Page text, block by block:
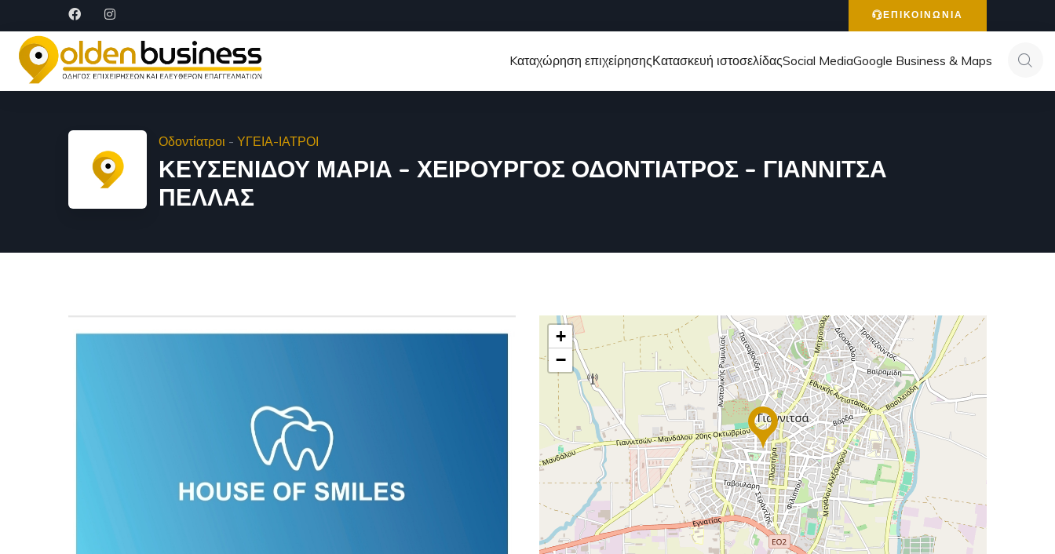
ΕΠΙΚΟΙΝΩΝΙΑ
Kαταχώρηση επιχείρησηςΚατασκευή ιστοσελίδαςSocial MediaGoogle Business & Maps
Οδοντίατροι - ΥΓΕΙΑ-ΙΑΤΡΟΙ
ΚΕΥΣΕΝΙΔΟΥ ΜΑΡΙΑ – ΧΕΙΡΟΥΡΓΟΣ ΟΔΟΝΤΙΑΤΡΟΣ – ΓΙΑΝΝΙΤΣΑ
ΠΕΛΛΑΣ
+
−